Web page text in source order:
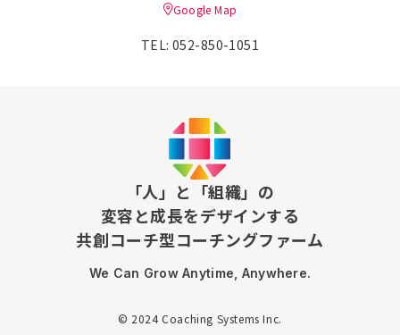
Google Map
TEL: 052-850-1051
「人」と「組織」の
変容と成長をデザインする
共創コーチ型コーチングファーム
We Can Grow Anytime, Anywhere.
© 2024 Coaching Systems Inc.